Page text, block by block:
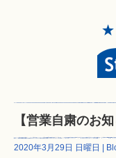
【営業自粛のお知
2020年3月29日 日曜日 |